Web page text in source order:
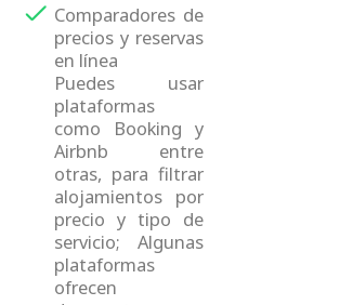
Comparadores de
precios y reservas
en línea
Puedes usar
plataformas
como Booking y
Airbnb entre
otras, para filtrar
alojamientos por
precio y tipo de
servicio; Algunas
plataformas
ofrecen